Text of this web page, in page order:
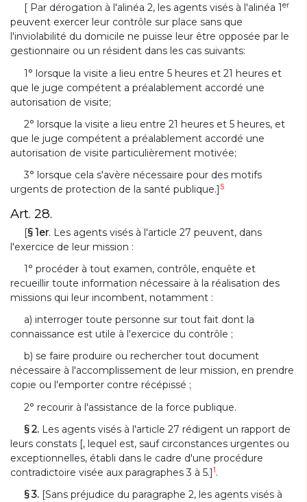
[ Par dérogation à l'alinéa 2, les agents visés à l'alinéa 1 er
peuvent exercer leur contrôle sur place sans que
l'inviolabilité du domicile ne puisse leur être opposée par le
gestionnaire ou un résident dans les cas suivants:
1° lorsque la visite a lieu entre 5 heures et 21 heures et
que le juge compétent a préalablement accordé une
autorisation de visite;
2° lorsque la visite a lieu entre 21 heures et 5 heures, et
que le juge compétent a préalablement accordé une
autorisation de visite particulièrement motivée;
3° lorsque cela s'avère nécessaire pour des motifs
urgents de protection de la santé publique.]5
Art. 28.
[§ 1er. Les agents visés à l'article 27 peuvent, dans
l'exercice de leur mission :
1° procéder à tout examen, contrôle, enquête et
recueillir toute information nécessaire à la réalisation des
missions qui leur incombent, notamment :
a) interroger toute personne sur tout fait dont la
connaissance est utile à l'exercice du contrôle ;
b) se faire produire ou rechercher tout document
nécessaire à l'accomplissement de leur mission, en prendre
copie ou l'emporter contre récépissé ;
2° recourir à l'assistance de la force publique.
§ 2. Les agents visés à l'article 27 rédigent un rapport de
leurs constats [, lequel est, sauf circonstances urgentes ou
exceptionnelles, établi dans le cadre d'une procédure
contradictoire visée aux paragraphes 3 à 5.]1.
§ 3. [Sans préjudice du paragraphe 2, les agents visés à